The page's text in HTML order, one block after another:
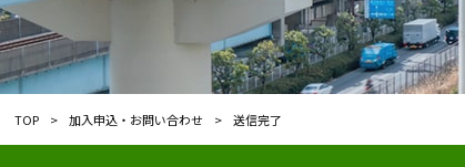
TOP > 加入申込・お問い合わせ > 送信完了